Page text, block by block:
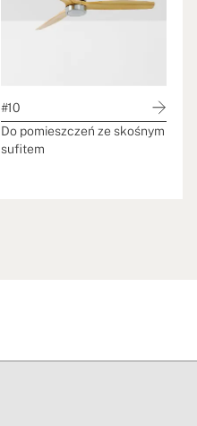
#10
Do pomieszczeń ze skośnym
sufitem